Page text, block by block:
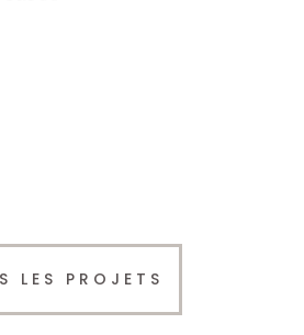
LES PROJETS